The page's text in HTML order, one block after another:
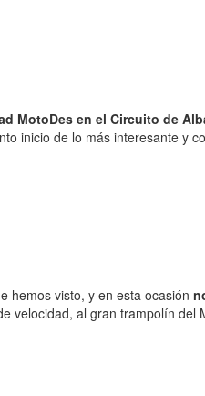
MotoDes en el Circuito de
inicio de lo más interesante y
hemos visto, y en esta ocasión
velocidad, al gran trampolín del